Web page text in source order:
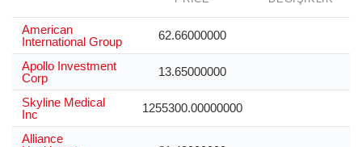
American
International Group
62.66000000
Apollo Investment
Corp
13.65000000
Skyline Medical
Inc
1255300.00000000
Alliance